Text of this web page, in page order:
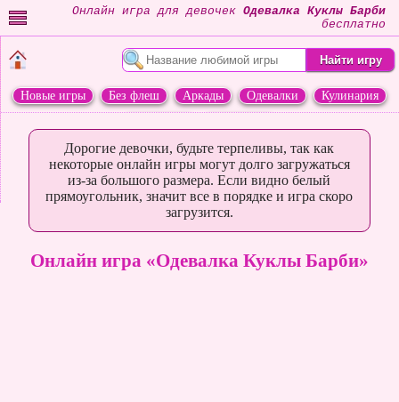
Онлайн игра для девочек Одевалка Куклы Барби
бесплатно
Новые игры Без флеш Аркады Одевалки
Кулинария
Дорогие девочки, будьте терпеливы, так как
некоторые онлайн игры могут долго загружаться
из-за большого размера. Если видно белый
прямоугольник, значит все в порядке и игра скоро
загрузится.
Онлайн игра «Одевалка Куклы Барби»